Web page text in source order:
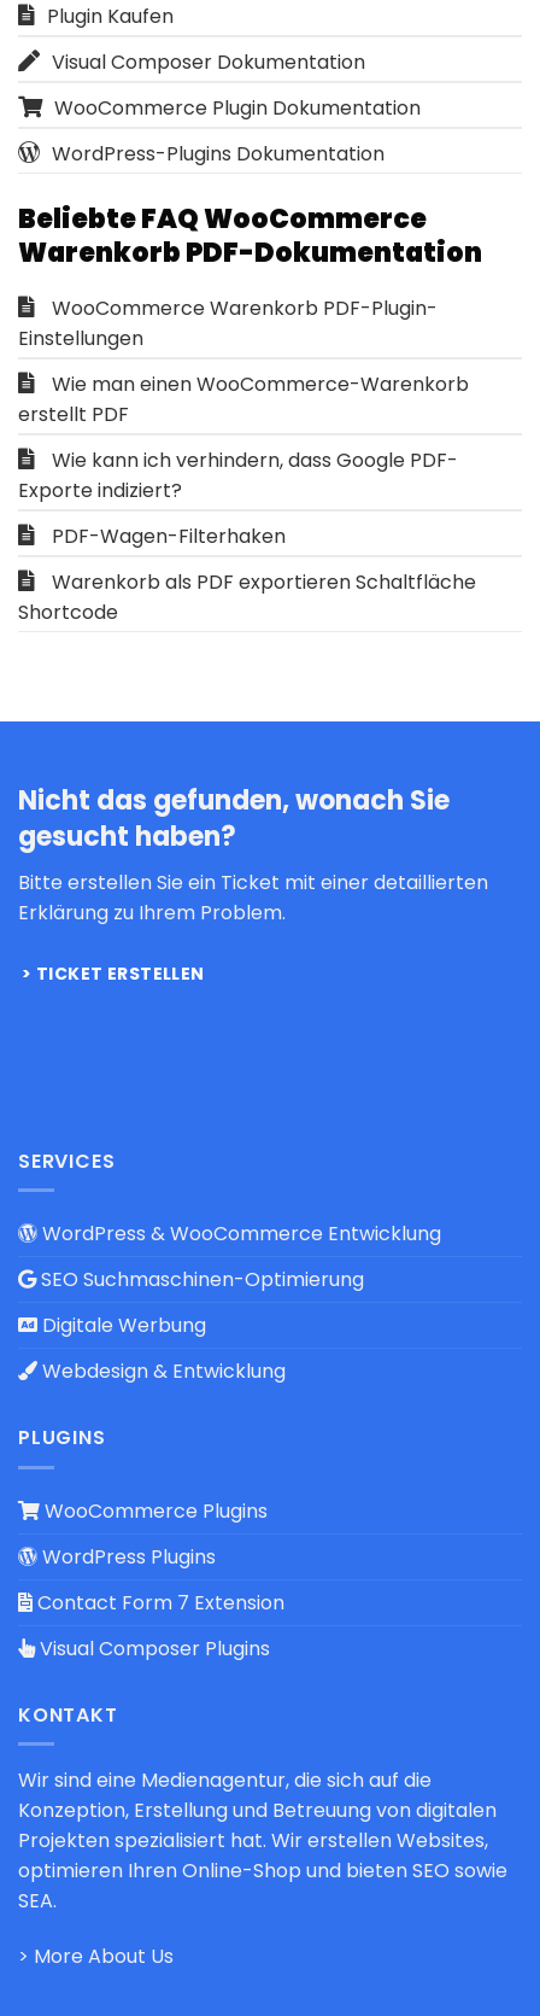
Plugin Kaufen
Visual Composer Dokumentation
WooCommerce Plugin Dokumentation
WordPress-Plugins Dokumentation
Beliebte FAQ WooCommerce
Warenkorb PDF-Dokumentation
WooCommerce Warenkorb PDF-Plugin-
Einstellungen
Wie man einen WooCommerce-Warenkorb
erstellt PDF
Wie kann ich verhindern, dass Google PDF-
Exporte indiziert?
PDF-Wagen-Filterhaken
Warenkorb als PDF exportieren Schaltfläche
Shortcode
Nicht das gefunden, wonach Sie
gesucht haben?
Bitte erstellen Sie ein Ticket mit einer detaillierten
Erklärung zu Ihrem Problem.
TICKET ERSTELLEN
SERVICES
WordPress & WooCommerce Entwicklung
SEO Suchmaschinen-Optimierung
Digitale Werbung
Webdesign & Entwicklung
PLUGINS
WooCommerce Plugins
WordPress Plugins
Contact Form 7 Extension
Visual Composer Plugins
KONTAKT
Wir sind eine Medienagentur, die sich auf die
Konzeption, Erstellung und Betreuung von digitalen
Projekten spezialisiert hat. Wir erstellen Websites,
optimieren Ihren Online-Shop und bieten SEO sowie
SEA.
> More About Us